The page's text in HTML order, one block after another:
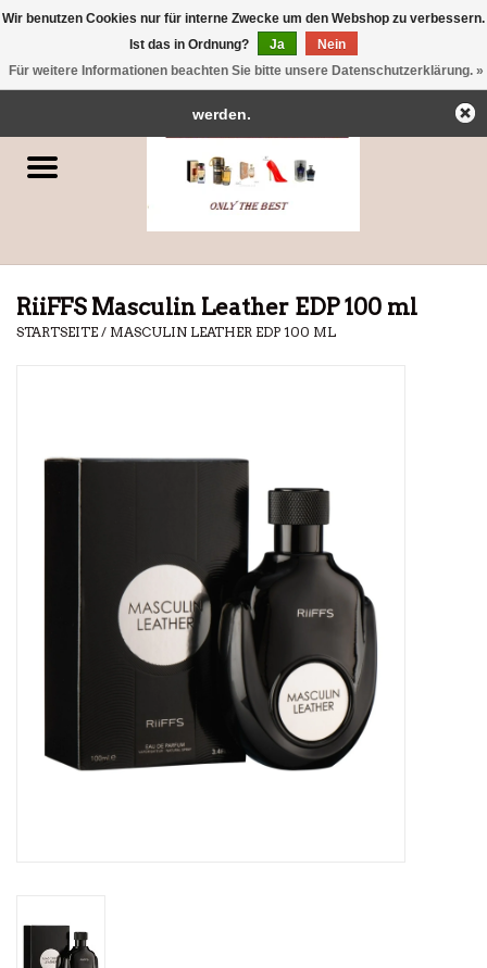
Parfums
RiiFFS Masculin Leather EDP 100 ml
STARTSEITE / MASCULIN LEATHER EDP 100 ML
Wir benutzen Cookies nur für interne Zwecke um den Webshop zu verbessern.
Ist das in Ordnung?
Ja
Nein
Für weitere Informationen beachten Sie bitte unsere Datenschutzerklärung. »
← Zurück zum BackofficeDieser Shop befindet sich im Aufbau.
Eventuell können nicht alle Bestellungen eingehalten oder erfüllt
werden.